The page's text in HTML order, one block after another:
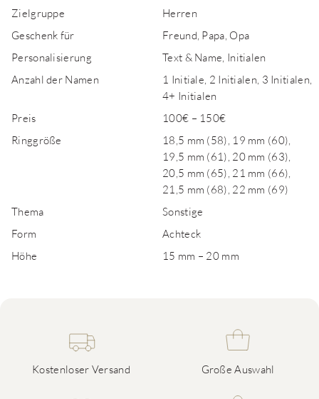
Zielgruppe
Herren
Geschenk für
Freund, Papa, Opa
Personalisierung
Text & Name, Initialen
Anzahl der Namen
1 Initiale, 2 Initialen, 3 Initialen,
4+ Initialen
Preis
100€ – 150€
Ringgröße
18,5 mm (58), 19 mm (60),
19,5 mm (61), 20 mm (63),
20,5 mm (65), 21 mm (66),
21,5 mm (68), 22 mm (69)
Thema
Sonstige
Form
Achteck
Höhe
15 mm – 20 mm
Kostenloser Versand Große Auswahl